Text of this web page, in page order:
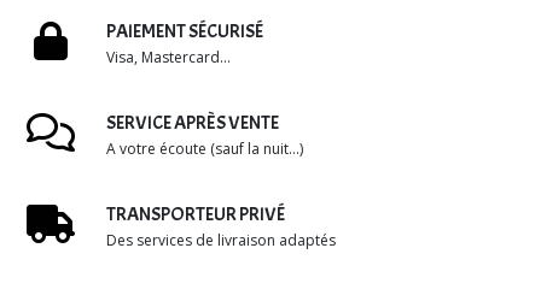
PAIEMENT SÉCURISÉ
Visa, Mastercard...
SERVICE APRÈS VENTE
A votre écoute (sauf la nuit...)
TRANSPORTEUR PRIVÉ
Des services de livraison adaptés